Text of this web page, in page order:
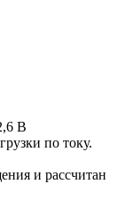
В
по току.
и рассчитан